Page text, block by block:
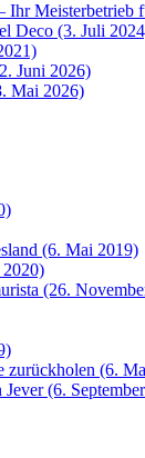
Ihr
Deco (3. Juli
Juni 2026)
Mai 2026)
(6. Mai 2019)
2020)
(26.
zurückholen (6.
(6.